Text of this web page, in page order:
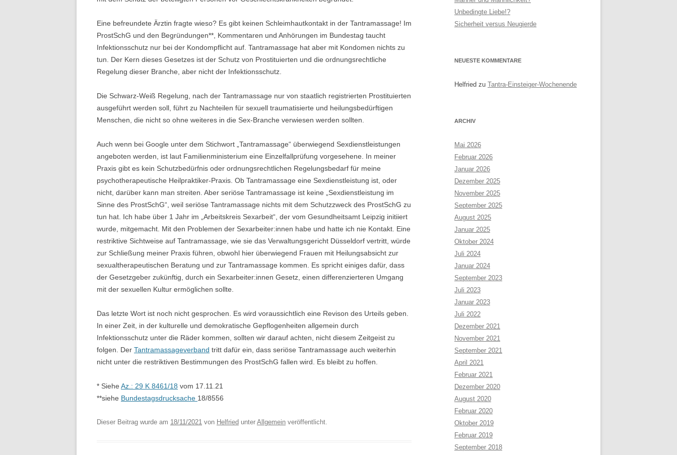
WHO IS WHO?
LITERATUR
TANTRAMASSAGE LERNEN SITEMAP
Eine befreundete Ärztin fragte wieso? Es gibt keinen Schleimhautkontakt in der Tantramassage! Im
ProstSchG und den Begründungen**, Kommentaren und Anhörungen im Bundestag taucht
Infektionsschutz nur bei der Kondompflicht auf. Tantramassage hat aber mit Kondomen nichts zu
tun. Der Kern dieses Gesetzes ist der Schutz von Prostituierten und die ordnungsrechtliche
Regelung dieser Branche, aber nicht der Infektionsschutz.
Die Schwarz-Weiß Regelung, nach der Tantramassage nur von staatlich registrierten Prostituierten
ausgeführt werden soll, führt zu Nachteilen für sexuell traumatisierte und heilungsbedürftigen
Menschen, die nicht so ohne weiteres in die Sex-Branche verwiesen werden sollten.
Auch wenn bei Google unter dem Stichwort „Tantramassage“ überwiegend Sexdienstleistungen
angeboten werden, ist laut Familienministerium eine Einzelfallprüfung vorgesehene. In meiner
Praxis gibt es kein Schutzbedürfnis oder ordnungsrechtlichen Regelungsbedarf für meine
psychotherapeutische Heilpraktiker-Praxis. Ob Tantramassage eine Sexdienstleistung ist, oder
nicht, darüber kann man streiten. Aber seriöse Tantramassage ist keine „Sexdienstleistung im
Sinne des ProstSchG“, weil seriöse Tantramassage nichts mit dem Schutzzweck des ProstSchG zu
tun hat. Ich habe über 1 Jahr im „Arbeitskreis Sexarbeit“, der vom Gesundheitsamt Leipzig initiiert
wurde, mitgemacht. Mit den Problemen der Sexarbeiter:innen habe und hatte ich nie Kontakt. Eine
restriktive Sichtweise auf Tantramassage, wie sie das Verwaltungsgericht Düsseldorf vertritt, würde
zur Schließung meiner Praxis führen, obwohl hier überwiegend Frauen mit Heilungsabsicht zur
sexualtherapeutischen Beratung und zur Tantramassage kommen. Es spricht einiges dafür, dass
der Gesetzgeber zukünftig, durch ein Sexarbeiter:innen Gesetz, einen differenzierteren Umgang
mit der sexuellen Kultur ermöglichen sollte.
Das letzte Wort ist noch nicht gesprochen. Es wird voraussichtlich eine Revison des Urteils geben.
In einer Zeit, in der kulturelle und demokratische Gepflogenheiten allgemein durch
Infektionsschutz unter die Räder kommen, sollten wir darauf achten, nicht diesem Zeitgeist zu
folgen. Der Tantramassageverband tritt dafür ein, dass seriöse Tantramassage auch weiterhin
nicht unter die restriktiven Bestimmungen des ProstSchG fallen wird. Es bleibt zu hoffen.
* Siehe Az.: 29 K 8461/18 vom 17.11.21
**siehe Bundestagsdrucksache 18/8556
Dieser Beitrag wurde am 18/11/2021 von Helfried unter Allgemein veröffentlicht.
Unbedingte Liebe!?
Sicherheit versus Neugierde
NEUESTE KOMMENTARE
Helfried zu Tantra-Einsteiger-Wochenende
ARCHIV
Mai 2026
Februar 2026
Januar 2026
Dezember 2025
November 2025
September 2025
August 2025
Januar 2025
Oktober 2024
Juli 2024
Januar 2024
September 2023
Juli 2023
Januar 2023
Juli 2022
Dezember 2021
November 2021
September 2021
April 2021
Februar 2021
Dezember 2020
August 2020
Februar 2020
Oktober 2019
Februar 2019
September 2018